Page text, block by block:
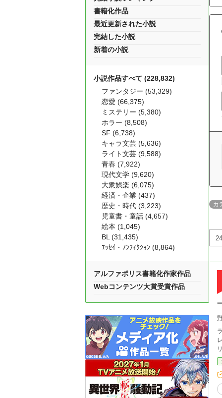
カ
ラ
書籍化作品
最近更新された小説
完結した小説
新着の小説
小説作品すべて (228,832)
ファンタジー (53,329)
恋愛 (66,375)
ミステリー (5,380)
ホラー (8,508)
SF (6,738)
キャラ文芸 (5,636)
ライト文芸 (9,588)
青春 (7,922)
現代文学 (9,620)
大衆娯楽 (6,075)
経済・企業 (437)
歴史・時代 (3,223)
児童書・童話 (4,657)
絵本 (1,045)
BL (31,435)
ｴｯｾｲ・ﾉﾝﾌｨｸｼｮﾝ (8,864)
アルファポリス書籍化作家作品
Webコンテンツ大賞受賞作品